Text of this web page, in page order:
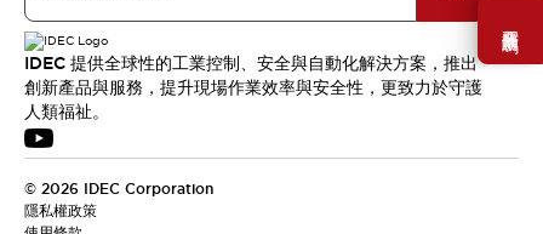
需要幫助嗎？
IDEC 提供全球性的工業控制、安全與自動化解決方案，推出
創新產品與服務，提升現場作業效率與安全性，更致力於守護
人類福祉。
© 2026 IDEC Corporation
隱私權政策